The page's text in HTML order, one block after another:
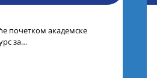
почетком академске
за